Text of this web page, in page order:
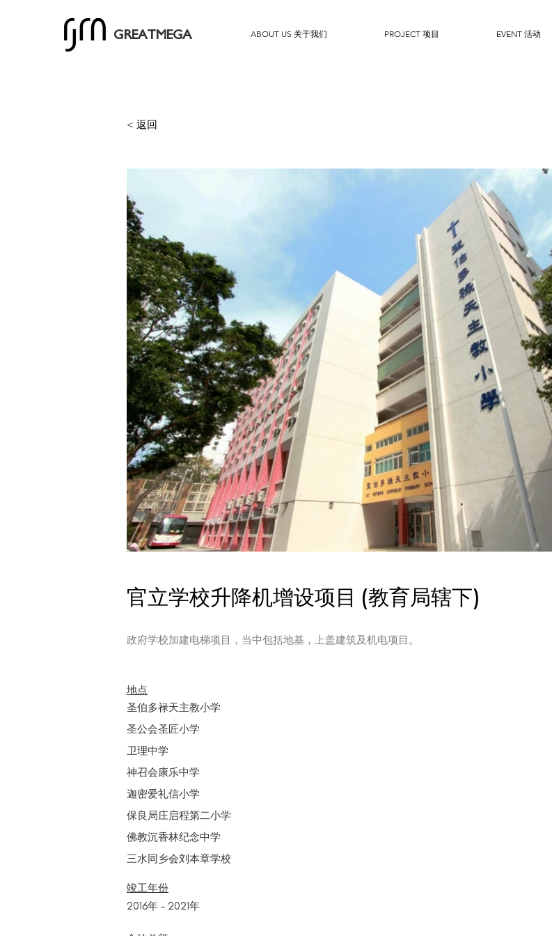
GREATMEGA ABOUT US 关于我们 PROJECT 项目 EVENT 活动
< 返回
官立学校升降机增设项目 (教育局辖下)
政府学校加建电梯项目，当中包括地基，上盖建筑及机电项目。
地点
圣伯多禄天主教小学
圣公会圣匠小学
卫理中学
神召会康乐中学
迦密爱礼信小学
保良局庄启程第二小学
佛教沉香林纪念中学
三水同乡会刘本章学校
2016年 – 2021年
竣工年份